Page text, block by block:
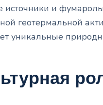
источники и
геотермальной
уникальные